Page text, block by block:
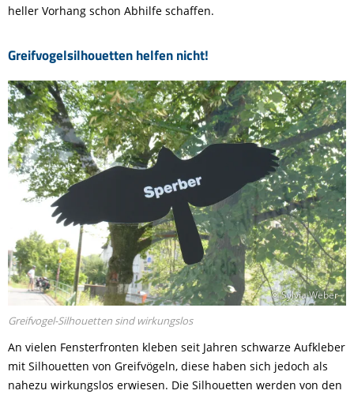
heller Vorhang schon Abhilfe schaffen.
Greifvogelsilhouetten helfen nicht!
© Sylvia Weber
Greifvogel-Silhouetten sind wirkungslos
An vielen Fensterfronten kleben seit Jahren schwarze Aufkleber
mit Silhouetten von Greifvögeln, diese haben sich jedoch als
nahezu wirkungslos erwiesen. Die Silhouetten werden von den